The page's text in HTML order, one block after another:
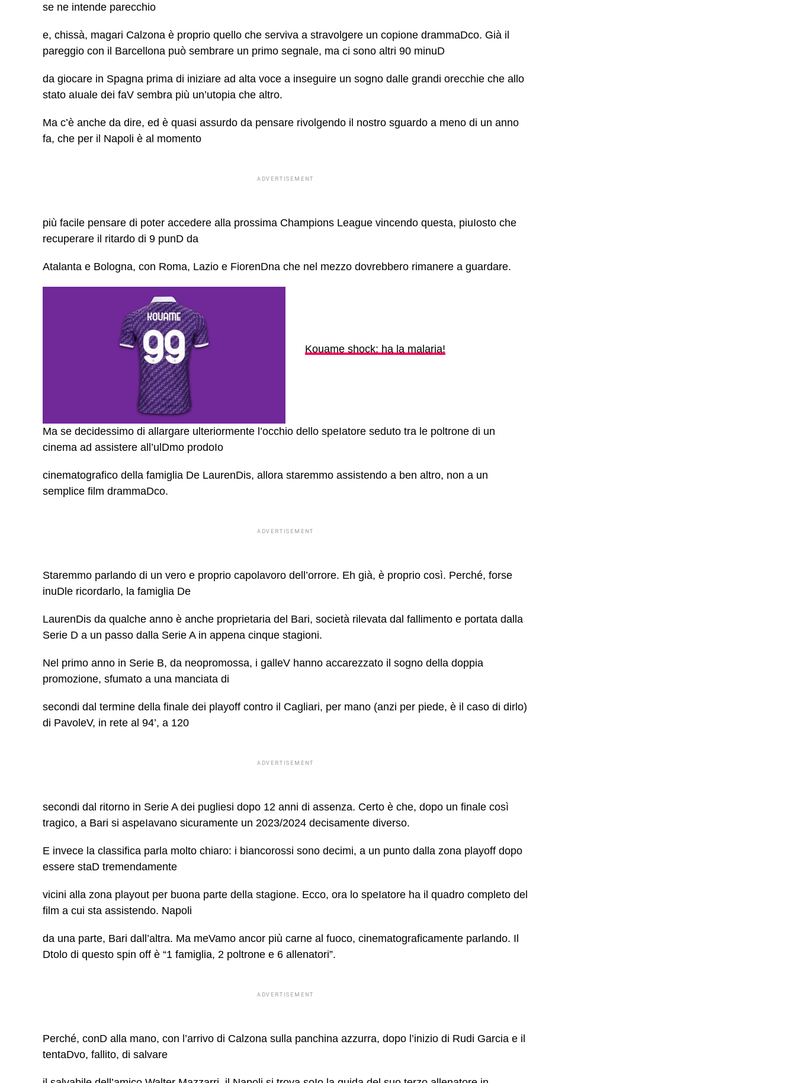
se ne intende parecchio
e, chissà, magari Calzona è proprio quello che serviva a stravolgere un copione drammaDco. Già il
pareggio con il Barcellona può sembrare un primo segnale, ma ci sono altri 90 minuD
da giocare in Spagna prima di iniziare ad alta voce a inseguire un sogno dalle grandi orecchie che allo
stato aIuale dei faV sembra più un’utopia che altro.
Ma c’è anche da dire, ed è quasi assurdo da pensare rivolgendo il nostro sguardo a meno di un anno
fa, che per il Napoli è al momento
ADVERTISEMENT
più facile pensare di poter accedere alla prossima Champions League vincendo questa, piuIosto che
recuperare il ritardo di 9 punD da
Atalanta e Bologna, con Roma, Lazio e FiorenDna che nel mezzo dovrebbero rimanere a guardare.
Kouame shock: ha la malaria!
Ma se decidessimo di allargare ulteriormente l’occhio dello speIatore seduto tra le poltrone di un
cinema ad assistere all’ulDmo prodoIo
cinematografico della famiglia De LaurenDis, allora staremmo assistendo a ben altro, non a un
semplice film drammaDco.
ADVERTISEMENT
Staremmo parlando di un vero e proprio capolavoro dell’orrore. Eh già, è proprio così. Perché, forse
inuDle ricordarlo, la famiglia De
LaurenDis da qualche anno è anche proprietaria del Bari, società rilevata dal fallimento e portata dalla
Serie D a un passo dalla Serie A in appena cinque stagioni.
Nel primo anno in Serie B, da neopromossa, i galleV hanno accarezzato il sogno della doppia
promozione, sfumato a una manciata di
secondi dal termine della finale dei playoff contro il Cagliari, per mano (anzi per piede, è il caso di dirlo)
di PavoleV, in rete al 94’, a 120
ADVERTISEMENT
secondi dal ritorno in Serie A dei pugliesi dopo 12 anni di assenza. Certo è che, dopo un finale così
tragico, a Bari si aspeIavano sicuramente un 2023/2024 decisamente diverso.
E invece la classifica parla molto chiaro: i biancorossi sono decimi, a un punto dalla zona playoff dopo
essere staD tremendamente
vicini alla zona playout per buona parte della stagione. Ecco, ora lo speIatore ha il quadro completo del
film a cui sta assistendo. Napoli
da una parte, Bari dall’altra. Ma meVamo ancor più carne al fuoco, cinematograficamente parlando. Il
Dtolo di questo spin off è “1 famiglia, 2 poltrone e 6 allenatori”.
ADVERTISEMENT
Perché, conD alla mano, con l’arrivo di Calzona sulla panchina azzurra, dopo l’inizio di Rudi Garcia e il
tentaDvo, fallito, di salvare